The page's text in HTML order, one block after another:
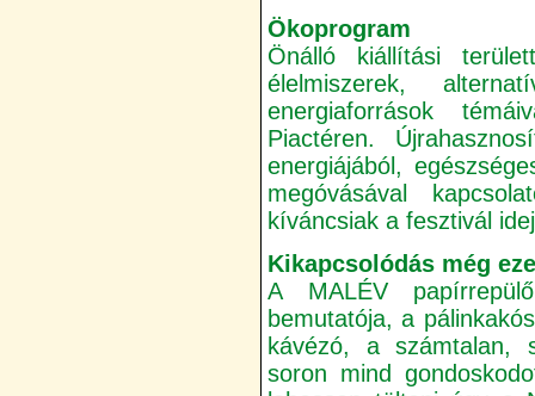
Ökoprogram
Önálló kiállítási
élelmiszerek,
energiaforrások
Piactéren.
energiájából,
megóvásával
kíváncsiak a fesztivál
Kikapcsolódás még
A MALÉV
bemutatója, a
kávézó, a számtalan,
soron mind